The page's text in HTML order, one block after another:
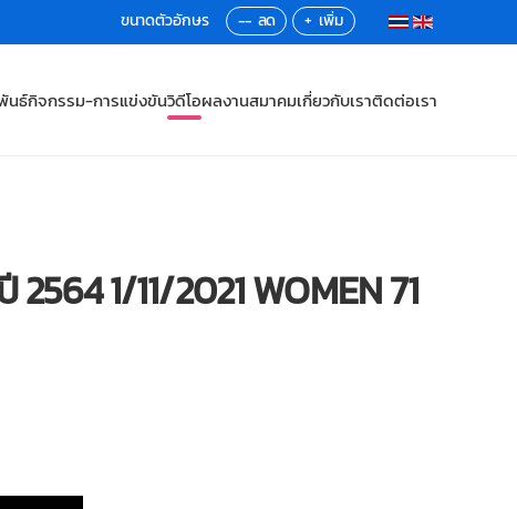
-- +
นธ์กิจกรรม-การแข่งขันวิดีโอผลงานสมาคมเกี่ยวกับเราติดต่อเรา
1/11/2021 WOMEN 71